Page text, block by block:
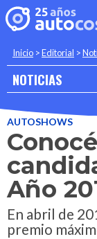
Inicio >Editorial >
NOTICIAS
AUTOSHOWS
Año
En abril de
premio